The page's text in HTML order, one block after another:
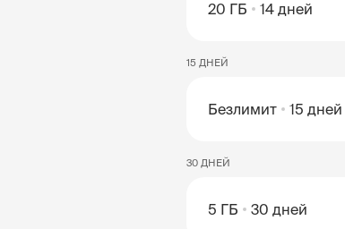
20 ГБ 14 дней
15 ДНЕЙ
Безлимит 15 дней
30 ДНЕЙ
5 ГБ 30 дней